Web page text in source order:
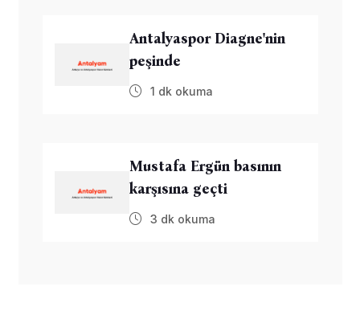
Antalyaspor Diagne'nin
peşinde
1 dk okuma
Mustafa Ergün basının
karşısına geçti
3 dk okuma